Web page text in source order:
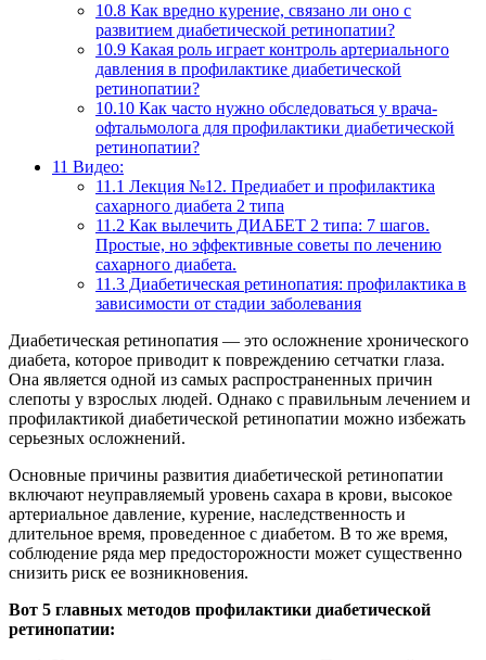
10.8 Как вредно курение, связано ли оно с
развитием диабетической ретинопатии?
10.9 Какая роль играет контроль артериального
давления в профилактике диабетической
ретинопатии?
10.10 Как часто нужно обследоваться у врача-
офтальмолога для профилактики диабетической
ретинопатии?
11 Видео:
11.1 Лекция №12. Предиабет и профилактика
сахарного диабета 2 типа
11.2 Как вылечить ДИАБЕТ 2 типа: 7 шагов.
Простые, но эффективные советы по лечению
сахарного диабета.
11.3 Диабетическая ретинопатия: профилактика в
зависимости от стадии заболевания
Диабетическая ретинопатия — это осложнение хронического
диабета, которое приводит к повреждению сетчатки глаза.
Она является одной из самых распространенных причин
слепоты у взрослых людей. Однако с правильным лечением и
профилактикой диабетической ретинопатии можно избежать
серьезных осложнений.
Основные причины развития диабетической ретинопатии
включают неуправляемый уровень сахара в крови, высокое
артериальное давление, курение, наследственность и
длительное время, проведенное с диабетом. В то же время,
соблюдение ряда мер предосторожности может существенно
снизить риск ее возникновения.
Вот 5 главных методов профилактики диабетической
ретинопатии: